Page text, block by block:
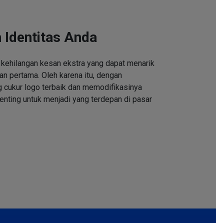
Identitas Anda
kesan ekstra yang dapat menarik
pertama. Oleh karena itu, dengan
cukur logo terbaik dan memodifikasinya
untuk menjadi yang terdepan di pasar